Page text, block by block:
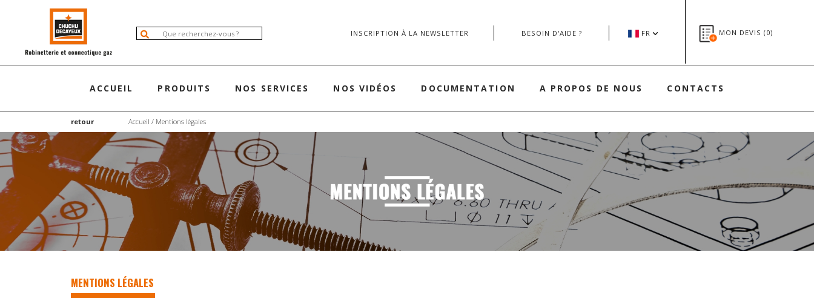
INSCRIPTION À LA NEWSLETTER BESOIN D'AIDE ? FR MON DEVIS (0)
ACCUEIL PRODUITS NOS SERVICES NOS VIDÉOS DOCUMENTATION A PROPOS DE NOUS CONTACTS
retour Accueil / Mentions légales
MENTIONS LÉGALES